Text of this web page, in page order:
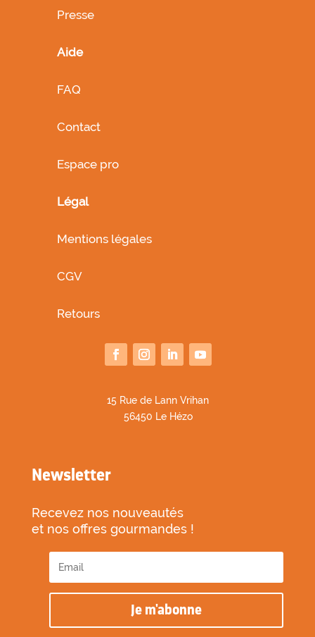
Presse
Aide
FAQ
Contact
Espace pro
Légal
Mentions légales
CGV
Retours
15 Rue de Lann Vrihan
56450 Le Hézo
Newsletter
Recevez nos nouveautés
et nos offres gourmandes !
Je m'abonne